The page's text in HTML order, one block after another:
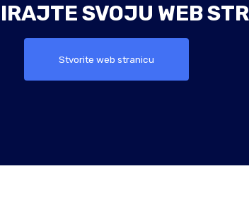
SVOJU WEB
Stvorite web stranicu